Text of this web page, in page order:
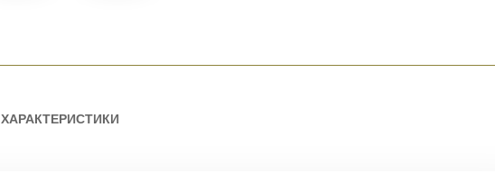
ХАРАКТЕРИСТИКИ